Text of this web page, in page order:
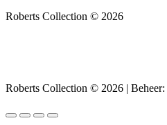
Roberts Collection © 2026
Roberts Collection © 2026 | Beheer: